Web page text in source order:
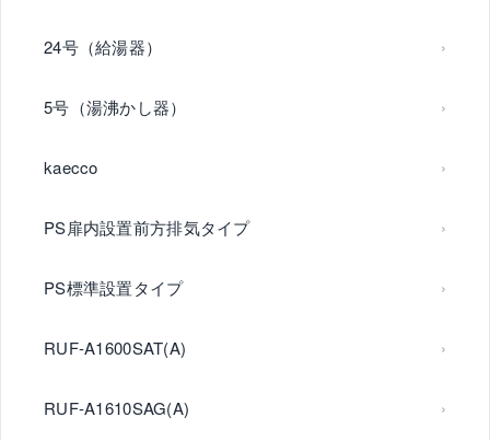
24号（給湯器）
5号（湯沸かし器）
kaecco
PS扉内設置前方排気タイプ
PS標準設置タイプ
RUF-A1600SAT(A)
RUF-A1610SAG(A)